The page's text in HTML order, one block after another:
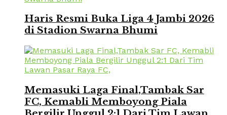
Haris Resmi Buka Liga 4 Jambi 2026
di Stadion Swarna Bhumi
Memasuki Laga Final,Tambak Sar
FC, Kemabli Memboyong Piala